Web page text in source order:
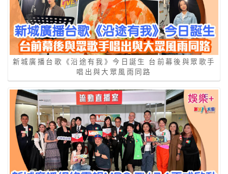
新城廣播台歌《沿途有我》今日誕生 台前幕後與眾歌手
唱出與大眾風雨同路